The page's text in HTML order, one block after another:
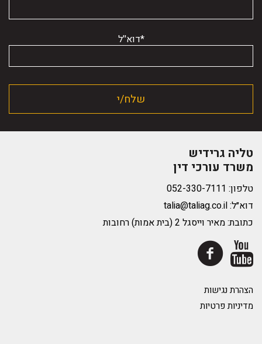
*דוא''ל
טליה גרידיש
משרד עורכי דין
טלפון:
דוא״ל:talia@taliag.co.il
כתובת: מאיר וייסגל 2 (בית אמות) רחובות
הצהרת נגישות
מדיניות פרטיות